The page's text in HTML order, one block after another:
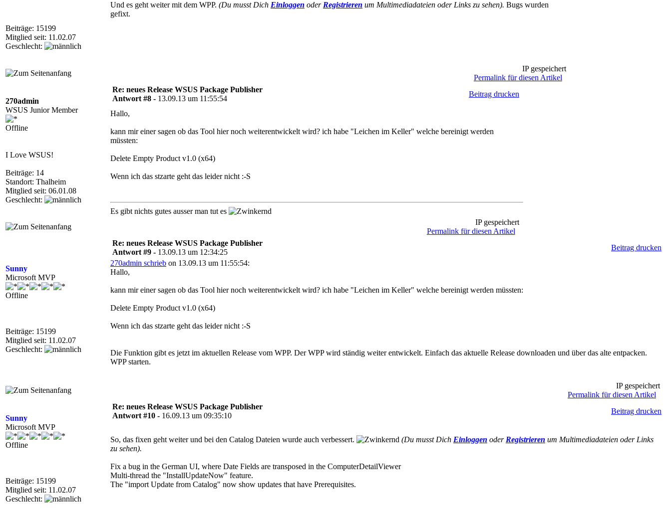
Beiträge: 15199
Mitglied seit: 11.02.07
Geschlecht:
Und es geht weiter mit dem WPP. (Du musst Dich Einloggen oder Registrieren um Multimediadateien oder Links zu sehen). Bugs wurden
gefixt.
IP gespeichert
Permalink für diesen Artikel
270admin
WSUS Junior Member
Offline
I Love WSUS!
Beiträge: 14
Standort: Thalheim
Mitglied seit: 06.01.08
Geschlecht:
Re: neues Release WSUS Package Publisher
Antwort #8 - 13.09.13 um 11:55:54
Beitrag drucken
Hallo,
kann mir einer sagen ob das Tool hier noch weiterentwickelt wird? ich habe "Leichen im Keller" welche bereinigt werden
müssten:
Delete Empty Product v1.0 (x64)
Wenn ich das stzarte geht das leider nicht :-S
Es gibt nichts gutes ausser man tut es
IP gespeichert
Permalink für diesen Artikel
Sunny
Microsoft MVP
Offline
Beiträge: 15199
Mitglied seit: 11.02.07
Geschlecht:
Re: neues Release WSUS Package Publisher
Antwort #9 - 13.09.13 um 12:34:25
Beitrag drucken
270admin schrieb on 13.09.13 um 11:55:54:
Hallo,
kann mir einer sagen ob das Tool hier noch weiterentwickelt wird? ich habe "Leichen im Keller" welche bereinigt werden müssten:
Delete Empty Product v1.0 (x64)
Wenn ich das stzarte geht das leider nicht :-S
Die Funktion gibt es jetzt im aktuellen Release vom WPP. Der WPP wird ständig weiter entwickelt. Einfach das aktuelle Release downloaden und über das alte entpacken.
WPP starten.
IP gespeichert
Permalink für diesen Artikel
Sunny
Microsoft MVP
Offline
Beiträge: 15199
Mitglied seit: 11.02.07
Geschlecht:
Re: neues Release WSUS Package Publisher
Antwort #10 - 16.09.13 um 09:35:10
Beitrag drucken
So, das fixen geht weiter und bei den Catalog Dateien wurde auch verbessert. (Du musst Dich Einloggen oder Registrieren um Multimediadateien oder Links
zu sehen).
Fix a bug in the German UI, where Date Fields are transposed in the ComputerDetailViewer
Multi-thread the "InstallUpdateNow" feature.
The "import Update from Catalog" now show updates that have Prerequisites.